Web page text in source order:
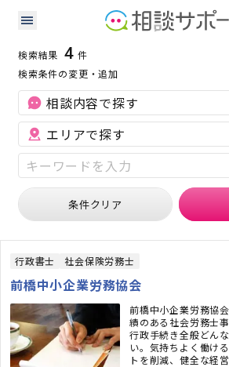
群馬県の補助金・助成金に強い専
補助金・助成金
検索結果 4 件
検索条件の変更・追加
相談内容で探す
エリアで探す
条件クリア
行政書士 社会保険労務士
前橋中小企業労務協会
前橋中小企業労務協
績のある社会労務士
行政手続き全般どん
い。気持ちよく働け
トを削減、健全な経